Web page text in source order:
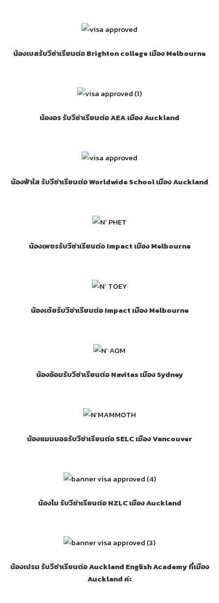
น้องเบสรับวีซ่าเรียนต่อ Brighton college เมือง Melbourne
น้องอร รับวีซ่าเรียนต่อ AEA เมือง Auckland
น้องฟ้าใส รับวีซ่าเรียนต่อ Worldwide School เมือง Auckland
น้องเพชรรับวีซ่าเรียนต่อ Impact เมือง Melbourne
น้องเต้ยรับวีซ่าเรียนต่อ Impact เมือง Melbourne
น้องอ้อมรับวีซ่าเรียนต่อ Navitas เมือง Sydney
น้องแมมมอธรับวีซ่าเรียนต่อ SELC เมือง Vancouver
น้องโม รับวีซ่าเรียนต่อ NZLC เมือง Auckland
น้องเปรม รับวีซ่าเรียนต่อ Auckland English Academy ที่เมือง
Auckland ค่ะ